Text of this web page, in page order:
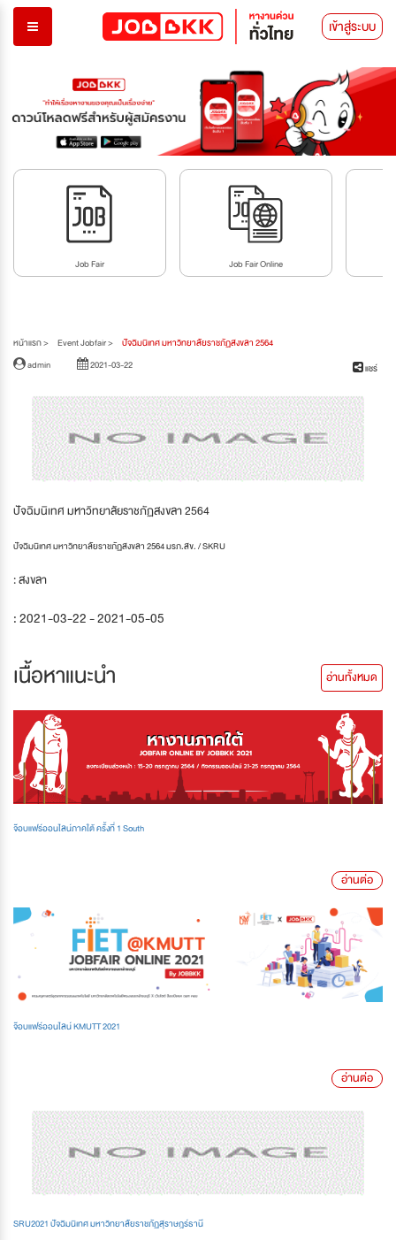
เข้าสู่ระบบ
Job Fair Job Fair Online
หน้าแรก > Event Jobfair > ปัจฉิมนิเทศ มหาวิทยาลัยราชภัฏสงขลา 2564
admin
2021-03-22 แชร์
ปัจฉิมนิเทศ มหาวิทยาลัยราชภัฏสงขลา 2564
ปัจฉิมนิเทศ มหาวิทยาลัยราชภัฏสงขลา 2564 มรภ.สข. / SKRU
: สงขลา
: 2021-03-22 - 2021-05-05
เนื้อหาแนะนำ อ่านทั้งหมด
จ๊อบแฟร์ออนไลน์ภาคใต้ ครั้งที่ 1 South
อ่านต่อ
จ๊อบแฟร์ออนไลน์ KMUTT 2021
อ่านต่อ
SRU2021 ปัจฉิมนิเทศ มหาวิทยาลัยราชภัฏสุราษฎร์ธานี